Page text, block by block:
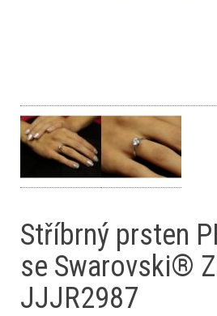
Stříbrný prsten
se Swarovski®
JJJR2987